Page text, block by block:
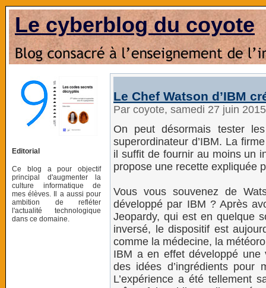
Le cyberblog du coyote
Editorial
Ce blog a pour objectif
principal d'augmenter la
culture informatique de
mes élèves. Il a aussi pour
ambition de refléter
l'actualité technologique
dans ce domaine.
Le Chef Watson d’IBM
Par coyote, samedi 27 juin
On peut désormais tester
superordinateur d’IBM. La
il suffit de fournir au moins un
propose une recette expliquée
Vous vous souvenez de
développé par IBM ? Après
Jeopardy, qui est en quelque
inversé, le dispositif est
comme la médecine, la
IBM a en effet développé une
des idées d’ingrédients pour
L’expérience a été tellement